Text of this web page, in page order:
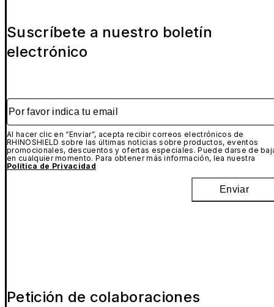
Suscríbete a nuestro boletín
electrónico
Por favor indica tu email
Al hacer clic en “Enviar”, acepta recibir correos electrónicos de
RHINOSHIELD sobre las últimas noticias sobre productos, eventos
promocionales, descuentos y ofertas especiales. Puede darse de
en cualquier momento. Para obtener más información, lea nuestra
Política de Privacidad
Enviar
Petición de colaboraciones